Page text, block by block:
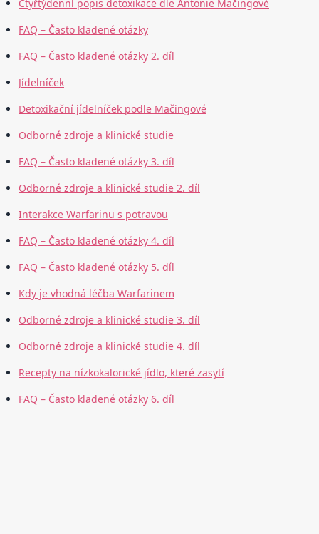
Čtyřtýdenní popis detoxikace dle Antonie Mačingové
FAQ – Často kladené otázky
FAQ – Často kladené otázky 2. díl
Jídelníček
Detoxikační jídelníček podle Mačingové
Odborné zdroje a klinické studie
FAQ – Často kladené otázky 3. díl
Odborné zdroje a klinické studie 2. díl
Interakce Warfarinu s potravou
FAQ – Často kladené otázky 4. díl
FAQ – Často kladené otázky 5. díl
Kdy je vhodná léčba Warfarinem
Odborné zdroje a klinické studie 3. díl
Odborné zdroje a klinické studie 4. díl
Recepty na nízkokalorické jídlo, které zasytí
FAQ – Často kladené otázky 6. díl